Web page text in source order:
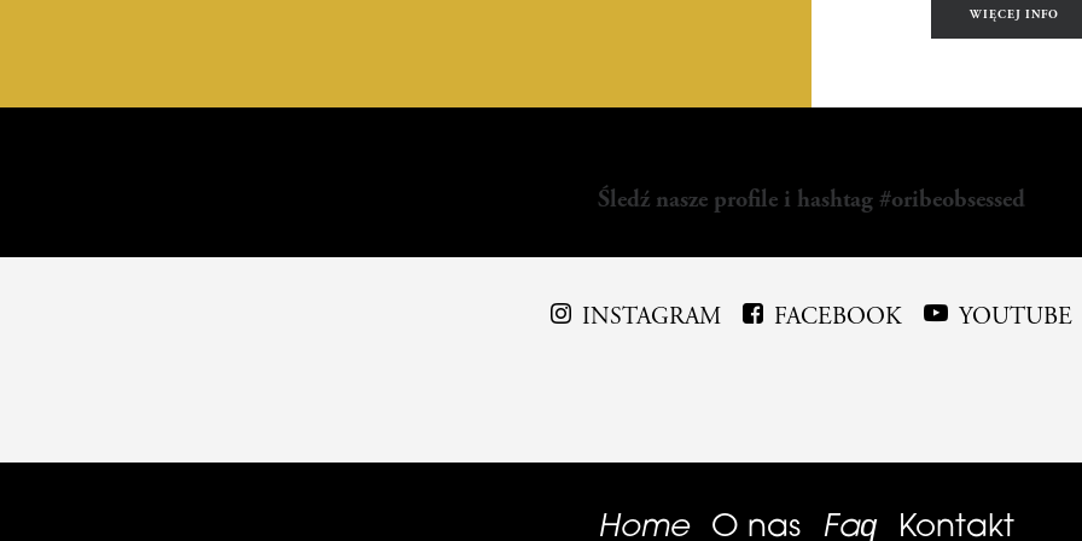
WIĘCEJ INFO
Śledź nasze profile i hashtag #oribeobsessed
INSTAGRAM FACEBOOK YOUTUBE
Home O nas Faq Kontakt